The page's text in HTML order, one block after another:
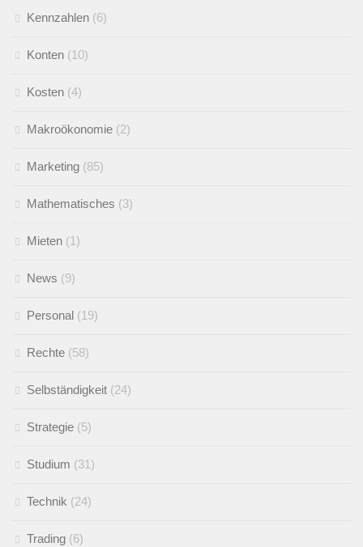
Kennzahlen (6)
Konten (10)
Kosten (4)
Makroökonomie (2)
Marketing (85)
Mathematisches (3)
Mieten (1)
News (9)
Personal (19)
Rechte (58)
Selbständigkeit (24)
Strategie (5)
Studium (31)
Technik (24)
Trading (6)